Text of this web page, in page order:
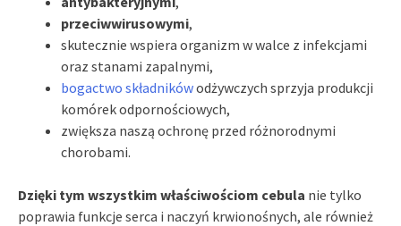
przeciwwirusowymi,
skutecznie wspiera organizm w walce z infekcjami
oraz stanami zapalnymi,
bogactwo składnikówodżywczych sprzyja produkcji
komórek odpornościowych,
zwiększa naszą ochronę przed różnorodnymi
chorobami.
Dzięki tym wszystkim właściwościom cebula nie tylko
poprawia funkcje serca i naczyń krwionośnych, ale również